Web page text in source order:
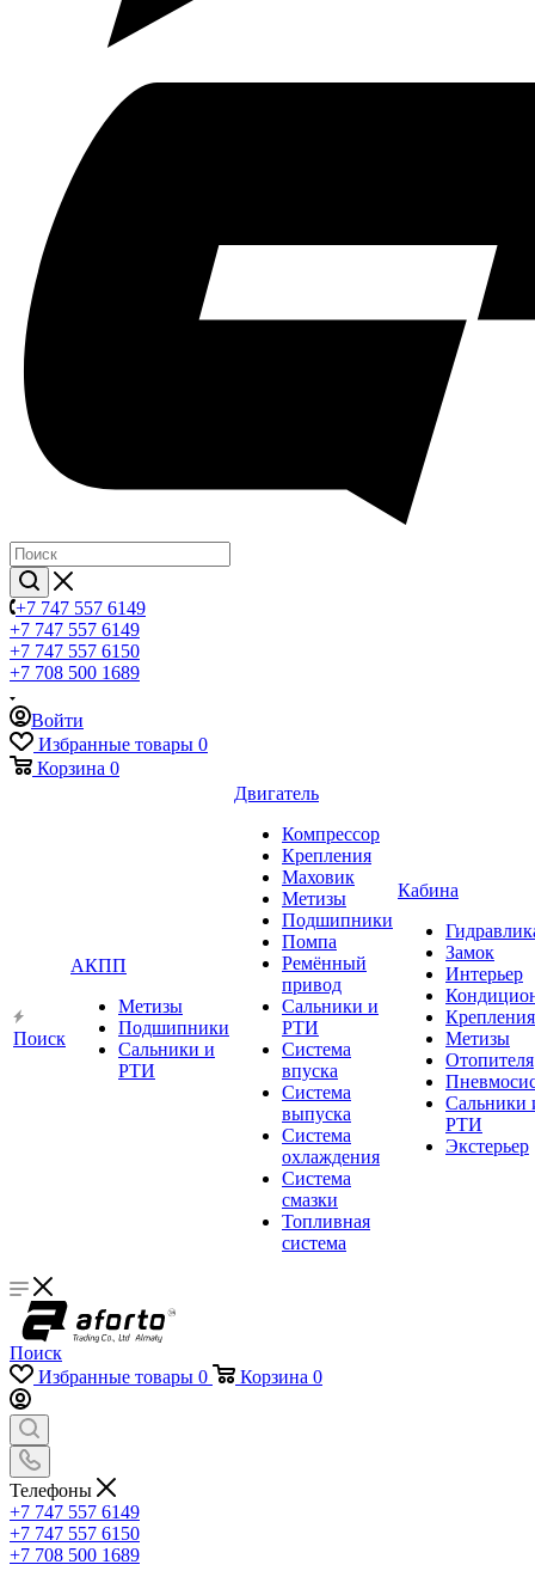
+7 747 557 6149
+7 747 557 6149
+7 747 557 6150
+7 708 500 1689
Войти
Избранные товары 0
Корзина 0
Поиск
АКПП
Метизы
Подшипники
Сальники и
РТИ
Двигатель
Компрессор
Крепления
Маховик
Метизы
Подшипники
Помпа
Ремённый
привод
Сальники и
РТИ
Система
впуска
Система
выпуска
Система
охлаждения
Система
смазки
Топливная
система
Кабина
Замок
Интерьер
Крепления
Метизы
Отопителя
Сальники
РТИ
Экстерьер
Поиск
Избранные товары 0 Корзина 0
Телефоны
+7 747 557 6149
+7 747 557 6150
+7 708 500 1689